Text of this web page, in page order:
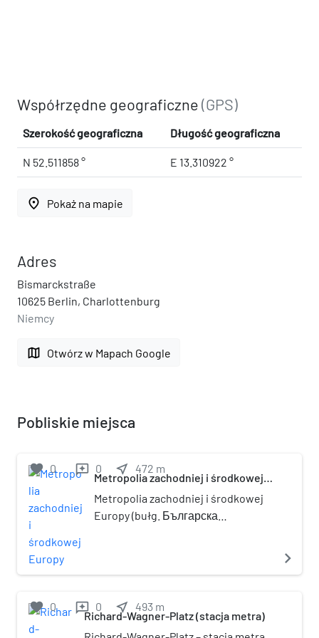
Współrzędne geograficzne(GPS)
Szerokość geograficzna Długość geograficzna
N 52.511858 ° E 13.310922 °
place Pokaż na mapie
Adres
Bismarckstraße
10625 Berlin, Charlottenburg
Niemcy
map Otwórz w Mapach Google
Pobliskie miejsca
favorite 0 reviews 0 near_me 472 m
Metropolia zachodniej i środkowej
Metropolia zachodniej i środkowej
Europy (bułg. Българска
Orthodoxen Kirche) – jedna z
eparchii Bułgarskiego Kościoła
Prawosławnego poza granicami
navigate_next
favorite 0 reviews 0 near_me 493 m
Richard-Wagner-Platz (stacja metra)